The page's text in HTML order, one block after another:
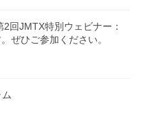
回JMTX特別ウェビナー：
ぜひご参加ください。